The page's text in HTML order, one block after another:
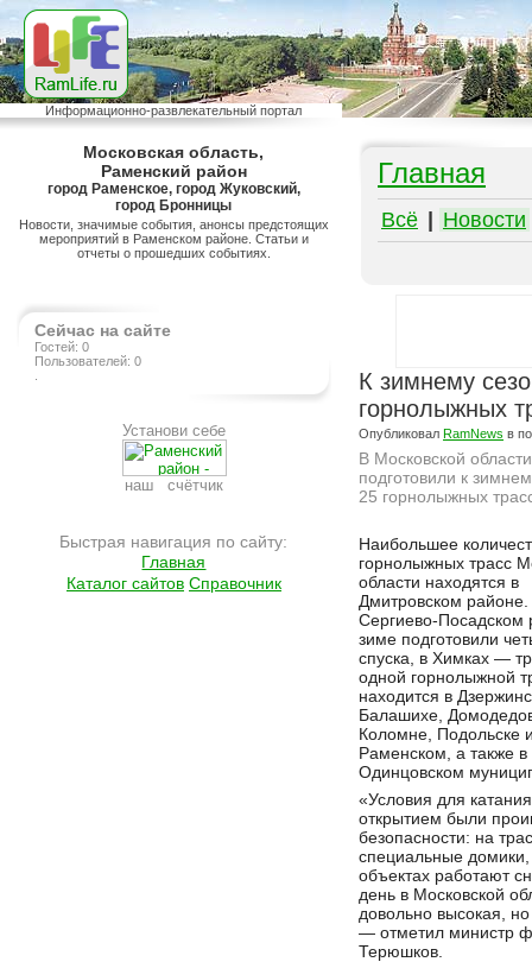
Информационно-развлекательный портал
Московская область,
Раменский район
город Раменское, город Жуковский,
город Бронницы
Новости, значимые события, анонсы предстоящих
мероприятий в Раменском районе. Статьи и
отчеты о прошедших событиях.
Сейчас на сайте
Гостей: 0
Пользователей: 0
Установи себе
наш счётчик
Быстрая навигация по сайту:
Главная
Каталог сайтов Справочник
Главная
Всё Новости
К зимнему
горнолыжных
Опубликовал RamNews в
В Московской области
подготовили к
25 горнолыжных
Наибольшее
горнолыжных трасс
области находятся в
Дмитровском
Сергиево-Посадском
зиме подготовили
спуска, в Химках —
одной горнолыжной
находится в
Балашихе,
Коломне, Подольске
Раменском, а также
Одинцовском
«Условия для
открытием были
безопасности: на
специальные домики,
объектах работают
день в Московской
довольно высокая,
— отметил министр
Терюшков.